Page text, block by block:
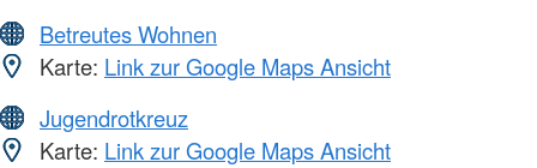
Betreutes Wohnen
Karte: Link zur Google Maps Ansicht
Jugendrotkreuz
Karte: Link zur Google Maps Ansicht